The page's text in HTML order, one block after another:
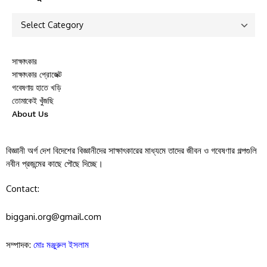
সাক্ষাৎকার
সাক্ষাৎকার প্রোজেক্ট
গবেষণায় হাতে খড়ি
তোমাকেই খুঁজছি
About Us
বিজ্ঞানী অর্গ দেশ বিদেশের বিজ্ঞানীদের সাক্ষাৎকারের মাধ্যমে তাদের জীবন ও গবেষণার গল্পগুলি
নবীন প্রজন্মের কাছে পৌছে দিচ্ছে।
Contact:
biggani.org@gmail.com
সম্পাদক: মোঃ মঞ্জুরুল ইসলাম